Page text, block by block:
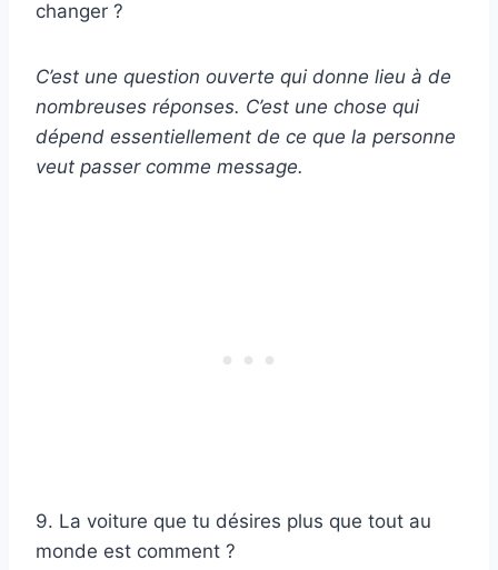
changer ?
C’est une question ouverte qui donne lieu à de
nombreuses réponses. C’est une chose qui
dépend essentiellement de ce que la personne
veut passer comme message.
9. La voiture que tu désires plus que tout au
monde est comment ?